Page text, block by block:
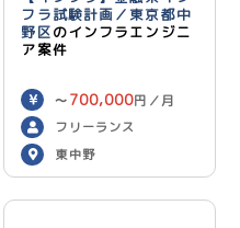
フラ試験計画／東京都中
野区のインフラエンジニ
ア案件
〜 700,000円／月
フリーランス
東中野